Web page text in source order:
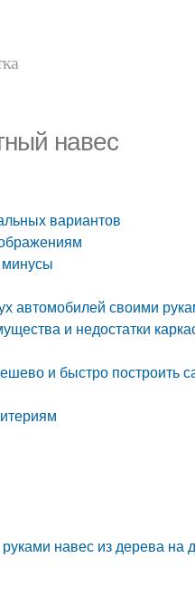
навес
вариантов
автомобилей своими
и недостатки
и быстро построить
навес из дерева на